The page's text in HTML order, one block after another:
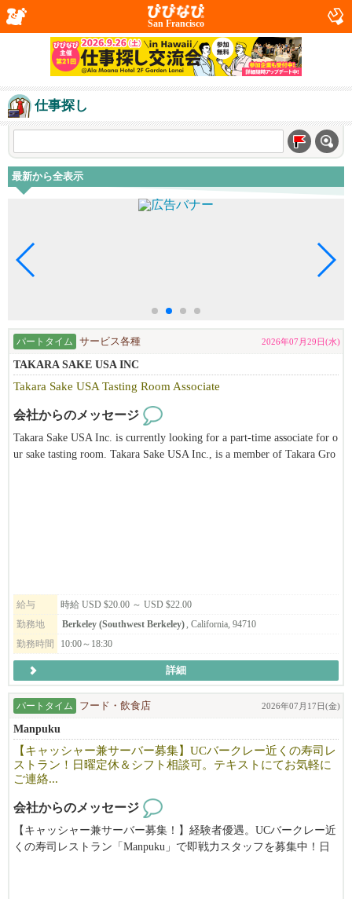
San Francisco
仕事探し
最新から全表示
パートタイム サービス各種 2026年07月29日(水)
TAKARA SAKE USA INC
Takara Sake USA Tasting Room Associate
会社からのメッセージ
Takara Sake USA Inc. is currently looking for a part-time associate for o
ur sake tasting room. Takara Sake USA Inc., is a member of Takara Gro
ention to detail, organizational skills, time management, physical stamin
a, and problem-solving abilities, with an added interest in or knowledge
給与
時給 USD $20.00 ～ USD $22.00
勤務地
Berkeley (Southwest Berkeley), California, 94710
勤務時間
10:00～18:30
詳細
パートタイム フード・飲食店 2026年07月17日(金)
Manpuku
【キャッシャー兼サーバー募集】UCバークレー近くの寿司レ
ストラン！日曜定休＆シフト相談可。テキストにてお気軽に
ご連絡...
会社からのメッセージ
【キャッシャー兼サーバー募集！】経験者優遇。UCバークレー近
くの寿司レストラン「Manpuku」で即戦力スタッフを募集中！日